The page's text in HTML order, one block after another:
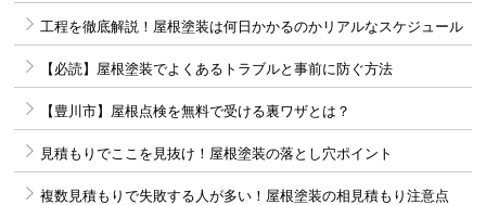
工程を徹底解説！屋根塗装は何日かかるのかリアルなスケジュール
【必読】屋根塗装でよくあるトラブルと事前に防ぐ方法
【豊川市】屋根点検を無料で受ける裏ワザとは？
見積もりでここを見抜け！屋根塗装の落とし穴ポイント
複数見積もりで失敗する人が多い！屋根塗装の相見積もり注意点